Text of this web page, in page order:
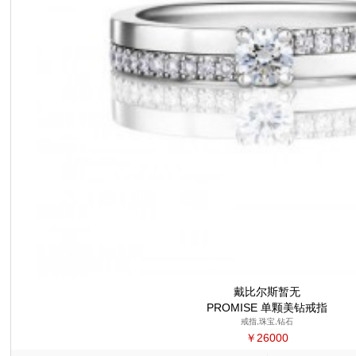
戴比尔斯暂无
PROMISE 单颗美钻戒指
戒指,珠宝,钻石
￥26000